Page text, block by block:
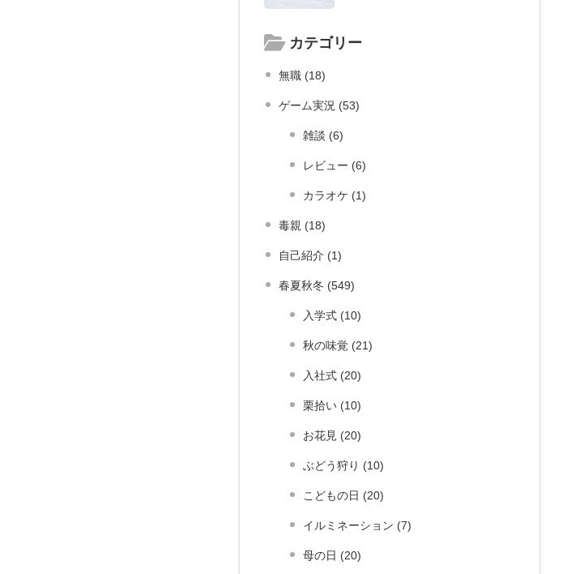
カテゴリー
無職 (18)
ゲーム実況 (53)
雑談 (6)
レビュー (6)
カラオケ (1)
毒親 (18)
自己紹介 (1)
春夏秋冬 (549)
入学式 (10)
秋の味覚 (21)
入社式 (20)
栗拾い (10)
お花見 (20)
ぶどう狩り (10)
こどもの日 (20)
イルミネーション (7)
母の日 (20)